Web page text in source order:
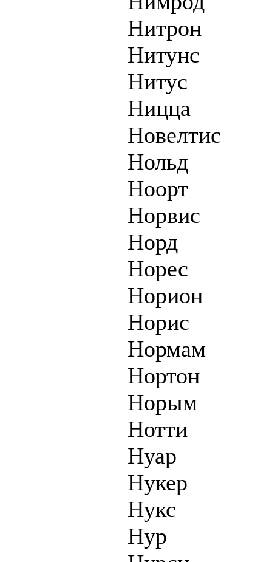
Нитрон
Нитунс
Нитус
Ницца
Новелтис
Нольд
Ноорт
Норвис
Норд
Норес
Норион
Норис
Нормам
Нортон
Норым
Нотти
Нуар
Нукер
Нукс
Нур